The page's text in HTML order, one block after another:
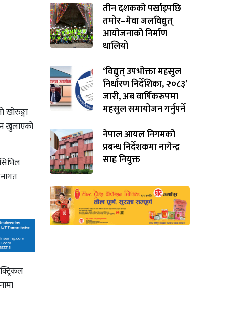
खोरुङ्गा
खुलाएको
तीन दशकको पर्खाइपछि
तमोर–मेवा जलविद्युत्
आयोजनाको निर्माण
थालियो
‘विद्युत् उपभोक्ता महसुल
निर्धारण निर्देशिका, २०८३’
जारी, अब वार्षिकरूपमा
महसुल समायोजन गर्नुपर्ने
नेपाल आयल निगमको
प्रबन्ध निर्देशकमा नागेन्द्र
साह नियुक्त